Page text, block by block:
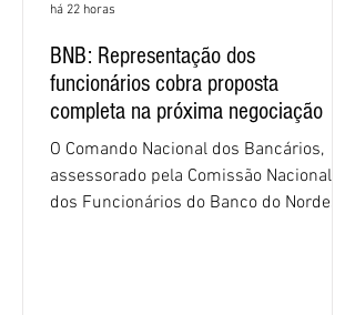
BNB: Representação dos
funcionários cobra proposta
completa na próxima negociação
O Comando Nacional dos Bancários,
assessorado pela Comissão Nacional
dos Funcionários do Banco do Nordeste
há 22 horas